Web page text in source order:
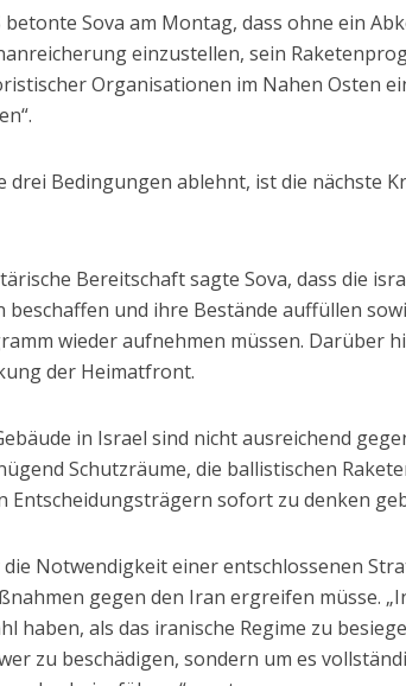
betonte Sova am Montag, dass ohne ein
einzustellen, sein
Organisationen im Nahen Osten
drei Bedingungen ablehnt, ist die nächste
Bereitschaft sagte Sova, dass die
beschaffen und ihre Bestände auffüllen
wieder aufnehmen müssen. Darüber
der Heimatfront.
in Israel sind nicht ausreichend
Schutzräume, die ballistischen
Entscheidungsträgern sofort zu denken
Notwendigkeit einer entschlossenen
gegen den Iran ergreifen müsse.
haben, als das iranische Regime zu
zu beschädigen, sondern um es